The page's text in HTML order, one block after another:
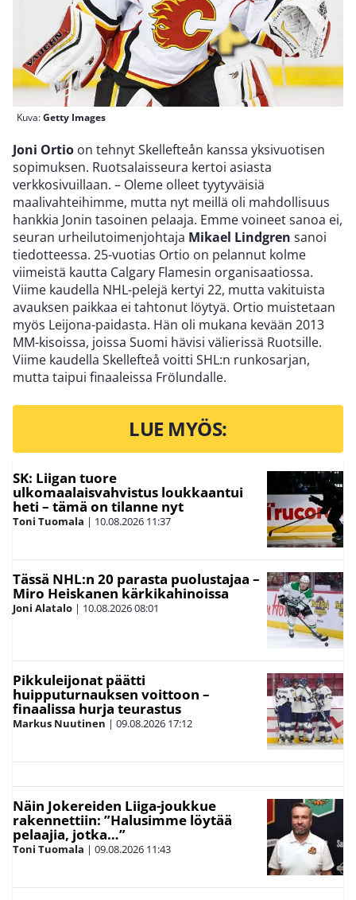
Kuva:Getty Images
Joni Ortio on tehnyt Skellefteån kanssa yksivuotisen
sopimuksen. Ruotsalaisseura kertoi asiasta
verkkosivuillaan. – Oleme olleet tyytyväisiä
maalivahteihimme, mutta nyt meillä oli mahdollisuus
hankkia Jonin tasoinen pelaaja. Emme voineet sanoa ei,
seuran urheilutoimenjohtaja Mikael Lindgren sanoi
tiedotteessa. 25-vuotias Ortio on pelannut kolme
viimeistä kautta Calgary Flamesin organisaatiossa.
Viime kaudella NHL-pelejä kertyi 22, mutta vakituista
avauksen paikkaa ei tahtonut löytyä. Ortio muistetaan
myös Leijona-paidasta. Hän oli mukana kevään 2013
MM-kisoissa, joissa Suomi hävisi välierissä Ruotsille.
Viime kaudella Skellefteå voitti SHL:n runkosarjan,
mutta taipui finaaleissa Frölundalle.
LUE MYÖS:
SK: Liigan tuore
ulkomaalaisvahvistus loukkaantui
heti – tämä on tilanne nyt
Toni Tuomala | 10.08.2026 11:37
Tässä NHL:n 20 parasta puolustajaa –
Miro Heiskanen kärkikahinoissa
Joni Alatalo | 10.08.202608:01
Pikkuleijonat päätti
huipputurnauksen voittoon –
finaalissa hurja teurastus
Markus Nuutinen | 09.08.2026 17:12
Näin Jokereiden Liiga-joukkue
rakennettiin: ”Halusimme löytää
pelaajia, jotka…”
Toni Tuomala | 09.08.2026 11:43